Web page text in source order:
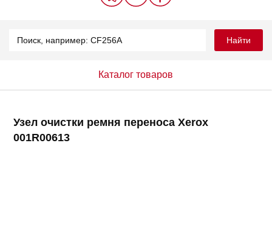
Найти
Каталог товаров
Узел очистки ремня переноса Xerox
001R00613